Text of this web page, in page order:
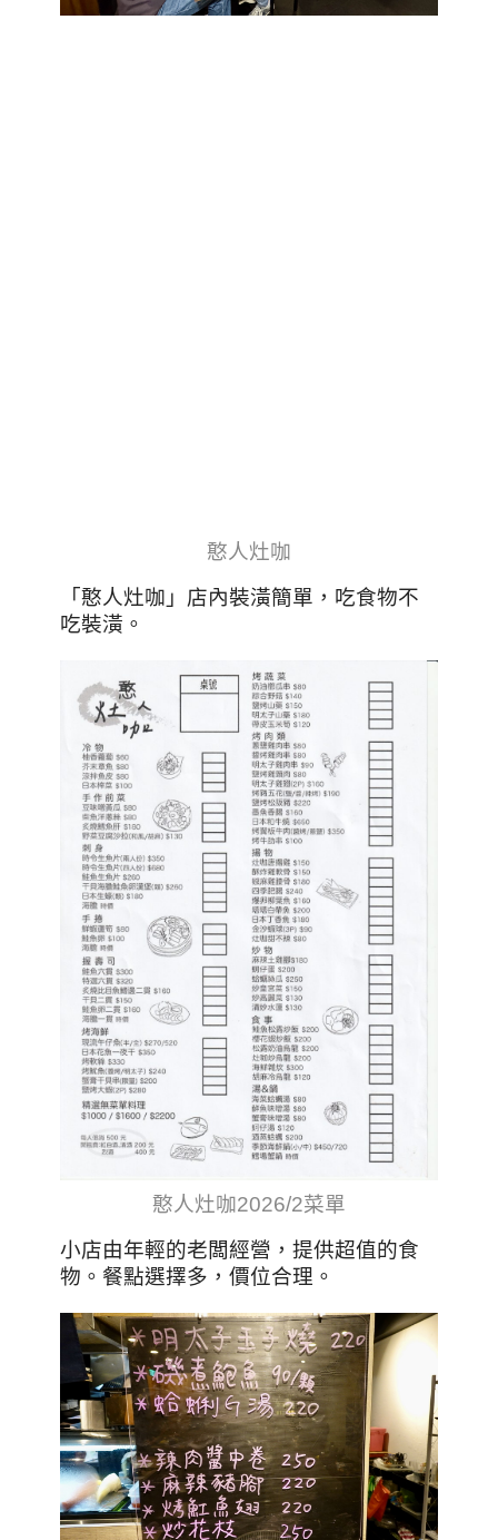
憨人灶咖
「憨人灶咖」店內裝潢簡單，吃食物不
吃裝潢。
憨人灶咖2026/2菜單
小店由年輕的老闆經營，提供超值的食
物。餐點選擇多，價位合理。